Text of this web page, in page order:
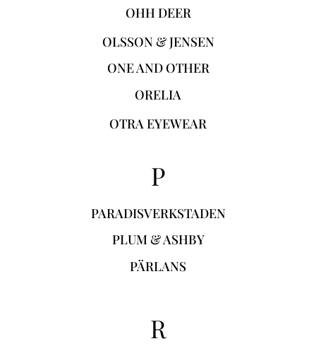
OHH DEER
OLSSON & JENSEN
ONE AND OTHER
ORELIA
OTRA EYEWEAR
P
PARADISVERKSTADEN
PLUM & ASHBY
PÄRLANS
R